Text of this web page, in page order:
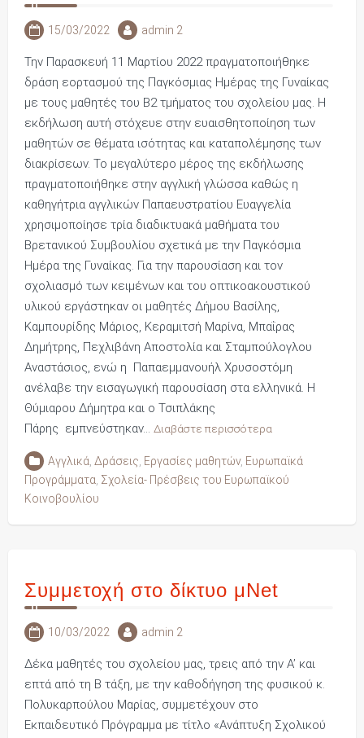
15/03/2022 admin 2
Την Παρασκευή 11 Μαρτίου 2022 πραγματοποιήθηκε
δράση εορτασμού της Παγκόσμιας Ημέρας της Γυναίκας
με τους μαθητές του Β2 τμήματος του σχολείου μας. Η
εκδήλωση αυτή στόχευε στην ευαισθητοποίηση των
μαθητών σε θέματα ισότητας και καταπολέμησης των
διακρίσεων. Το μεγαλύτερο μέρος της εκδήλωσης
πραγματοποιήθηκε στην αγγλική γλώσσα καθώς η
καθηγήτρια αγγλικών Παπαευστρατίου Ευαγγελία
χρησιμοποίησε τρία διαδικτυακά μαθήματα του
Βρετανικού Συμβουλίου σχετικά με την Παγκόσμια
Ημέρα της Γυναίκας. Για την παρουσίαση και τον
σχολιασμό των κειμένων και του οπτικοακουστικού
υλικού εργάστηκαν οι μαθητές Δήμου Βασίλης,
Καμπουρίδης Μάριος, Κεραμιτσή Μαρίνα, Μπαΐρας
Δημήτρης, Πεχλιβάνη Αποστολία και Σταμπούλογλου
Αναστάσιος, ενώ η Παπαεμμανουήλ Χρυσοστόμη
ανέλαβε την εισαγωγική παρουσίαση στα ελληνικά. Η
Θύμιαρου Δήμητρα και ο Τσιπλάκης
Πάρης εμπνεύστηκαν… Διαβάστε περισσότερα
Αγγλικά Δράσεις Εργασίες μαθητών, Ευρωπαϊκά
Προγράμματα Σχολεία- Πρέσβεις του Ευρωπαϊκού
Κοινοβουλίου
Συμμετοχή στο δίκτυο μNet
10/03/2022 admin 2
Δέκα μαθητές του σχολείου μας, τρεις από την Α’ και
επτά από τη Β τάξη, με την καθοδήγηση της φυσικού κ.
Πολυκαρπούλου Μαρίας, συμμετέχουν στο
Εκπαιδευτικό Πρόγραμμα με τίτλο «Ανάπτυξη Σχολικού